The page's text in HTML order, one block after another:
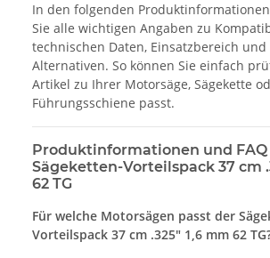
In den folgenden
Sie alle wichtigen Angaben zu
technischen Daten, Einsatzbereich und
Alternativen. So können Sie einfach
Artikel zu Ihrer Motorsäge, Sägekette
Führungsschiene passt.
Produktinformationen und FAQ
Sägeketten-Vorteilspack 37 cm
62 TG
Für welche Motorsägen passt der
Vorteilspack 37 cm .325" 1,6 mm 62